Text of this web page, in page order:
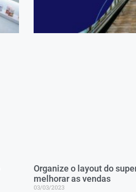
Organize o layout do
melhorar as vendas
03/03/2023